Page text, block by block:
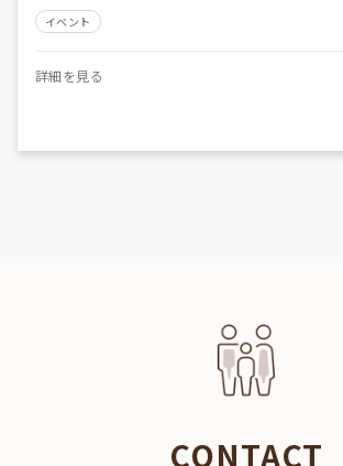
イベント
詳細を見る
CONTACT